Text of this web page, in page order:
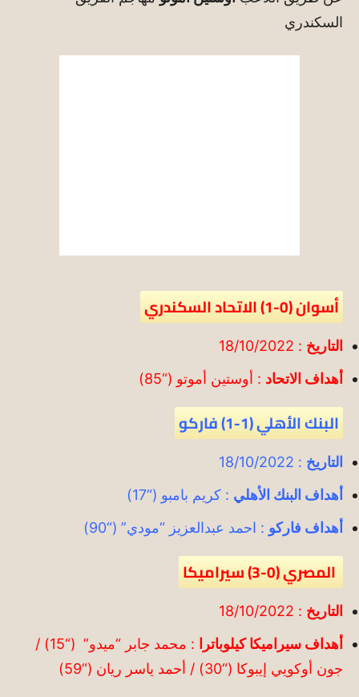
السكندري
أسوان (0-1) الاتحاد السكندري
التاريخ : 18/10/2022
أهداف الاتحاد : أوستين أموتو (“85)
البنك الأهلي (1-1) فاركو
التاريخ : 18/10/2022
أهداف البنك الأهلي : كريم بامبو (“17)
أهداف فاركو : احمد عبدالعزيز “مودي” (“90)
المصري (0-3) سيراميكا
التاريخ : 18/10/2022
أهداف سيراميكا كيلوباترا
: محمد جابر “ميدو” (“15) /
جون أوكويي إيبوكا (“30) / أحمد ياسر ريان (“59)